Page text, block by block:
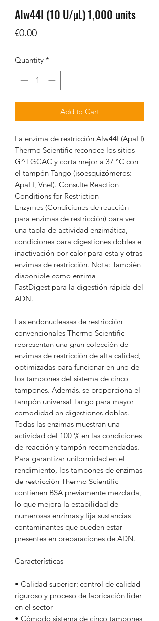
Alw44I (10 U/µL) 1,000 units
€0.00Price
Quantity *
Add to Cart
La enzima de restricción Alw44I (ApaLI)
Thermo Scientific reconoce los sitios
G^TGCAC y corta mejor a 37 °C con
el tampón Tango (isoesquizómeros:
ApaLI, VneI). Consulte Reaction
Conditions for Restriction
Enzymes (Condiciones de reacción
para enzimas de restricción) para ver
una tabla de actividad enzimática,
condiciones para digestiones dobles e
inactivación por calor para esta y otras
enzimas de restricción. Nota: También
disponible como enzima
FastDigest para la digestión rápida del
ADN.
Las endonucleasas de restricción
convencionales Thermo Scientific
representan una gran colección de
enzimas de restricción de alta calidad,
optimizadas para funcionar en uno de
los tampones del sistema de cinco
tampones. Además, se proporciona el
tampón universal Tango para mayor
comodidad en digestiones dobles.
Todas las enzimas muestran una
actividad del 100 % en las condiciones
de reacción y tampón recomendadas.
Para garantizar uniformidad en el
rendimiento, los tampones de enzimas
de restricción Thermo Scientific
contienen BSA previamente mezclada,
lo que mejora la estabilidad de
numerosas enzimas y fija sustancias
contaminantes que pueden estar
presentes en preparaciones de ADN.
Características
• Calidad superior: control de calidad
riguroso y proceso de fabricación líder
en el sector
• Cómodo sistema de cinco tampones